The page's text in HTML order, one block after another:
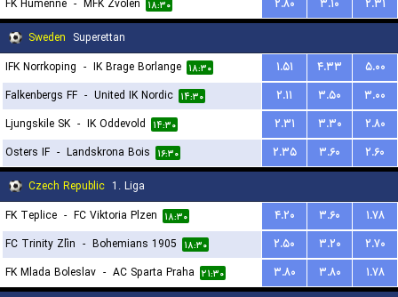
FK Humenne - MFK Zvolen ۱۸:۳۰ ۲.۸۰ ۳.۱۰
۲.۳۱
Sweden Superettan
IFK Norrkoping - IK Brage Borlange ۱۸:۳۰ ۱.۵۱ ۴.۳۳
۵.۰۰
Falkenbergs FF - United IK Nordic ۱۴:۳۰ ۲.۱۱ ۳.۵۰
۳.۰۰
Ljungskile SK - IK Oddevold ۱۴:۳۰ ۲.۳۱ ۳.۳۰
۲.۸۰
Osters IF - Landskrona Bois ۱۶:۳۰ ۲.۳۵ ۳.۶۰
۲.۶۰
Czech Republic 1. Liga
FK Teplice - FC Viktoria Plzen ۱۸:۳۰ ۴.۲۰ ۳.۶۰
۱.۷۸
FC Trinity Zlín - Bohemians 1905 ۱۸:۳۰ ۲.۵۰ ۳.۲۰
۲.۷۰
FK Mlada Boleslav - AC Sparta Praha ۲۱:۳۰ ۳.۸۰ ۳.۸۰
۱.۷۸